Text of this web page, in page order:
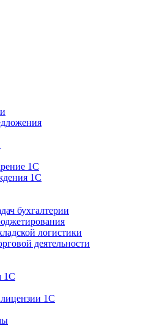
1С
1С
бухгалтерии
логистики
деятельности
1С
1С